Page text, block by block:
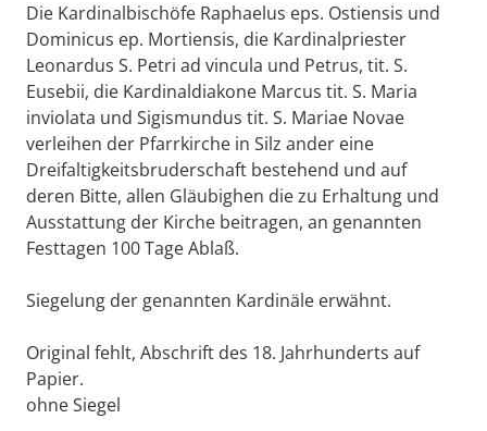
Die Kardinalbischöfe Raphaelus eps. Ostiensis und
Dominicus ep. Mortiensis, die Kardinalpriester
Leonardus S. Petri ad vincula und Petrus, tit. S.
Eusebii, die Kardinaldiakone Marcus tit. S. Maria
inviolata und Sigismundus tit. S. Mariae Novae
verleihen der Pfarrkirche in Silz ander eine
Dreifaltigkeitsbruderschaft bestehend und auf
deren Bitte, allen Gläubighen die zu Erhaltung und
Ausstattung der Kirche beitragen, an genannten
Festtagen 100 Tage Ablaß.
Siegelung der genannten Kardinäle erwähnt.
Original fehlt, Abschrift des 18. Jahrhunderts auf
Papier.
ohne Siegel